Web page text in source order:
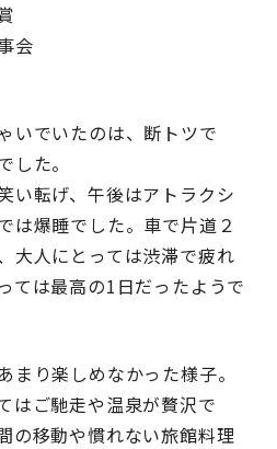
会
いでいたのは、断トツで
した。
い転げ、午後はアトラクシ
は爆睡でした。車で片道２
大人にとっては渋滞で疲れ
ては最高の1 日だったようで
まり楽しめなかった様子。
はご馳走や温泉が贅沢で
の移動や慣れない旅館料理